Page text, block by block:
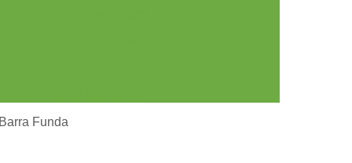
Escritórios Campinas
Funda